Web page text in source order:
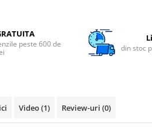
peste 600 de
din stoc
Video(1) Review-uri (0)